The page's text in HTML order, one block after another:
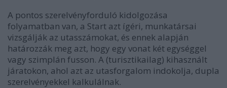
A pontos szerelvényforduló kidolgozása
folyamatban van, a Start azt ígéri, munkatársai
vizsgálják az utasszámokat, és ennek alapján
határozzák meg azt, hogy egy vonat két egységgel
vagy szimplán fusson. A (turisztikailag) kihasznált
járatokon, ahol azt az utasforgalom indokolja, dupla
szerelvényekkel kalkulálnak.